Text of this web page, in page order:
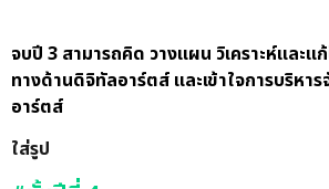
จบปี 3 สามารถคิด วางแผน วิเคราะห์และ
ทางด้านดิจิทัลอาร์ตส์ และเข้าใจการบริหา
อาร์ตส์
ใส่รูป